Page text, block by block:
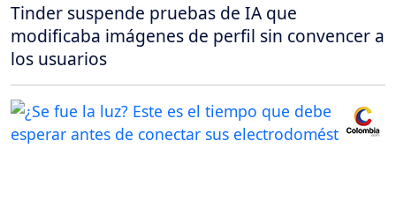
Tinder suspende pruebas de IA que
modificaba imágenes de perfil sin convencer a
los usuarios